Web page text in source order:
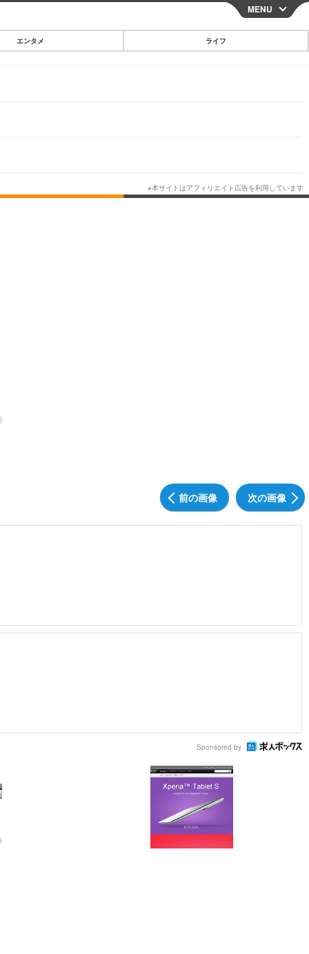
CLOSE
グルメ
MENU
エンタメ ライフ
前の画像 次の画像
Sponsored by